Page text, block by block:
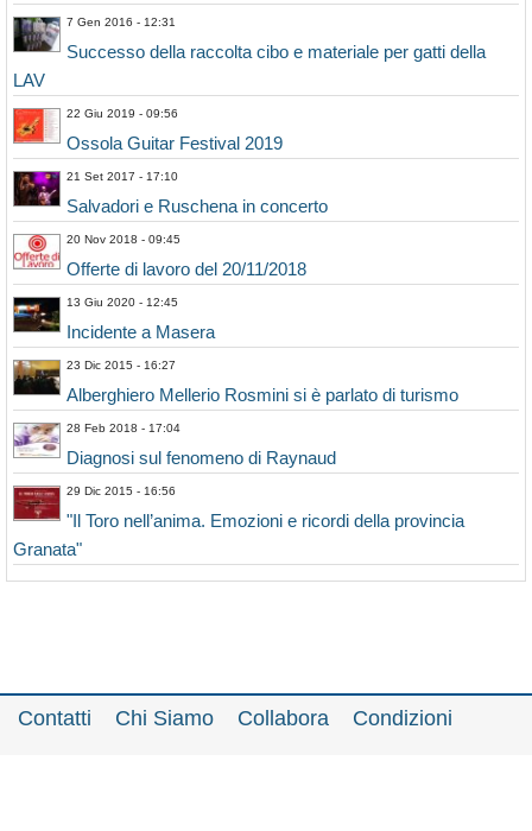
7 Gen 2016 - 12:31
Successo della raccolta cibo e materiale per gatti della
LAV
22 Giu 2019 - 09:56
Ossola Guitar Festival 2019
21 Set 2017 - 17:10
Salvadori e Ruschena in concerto
20 Nov 2018 - 09:45
Offerte di lavoro del 20/11/2018
13 Giu 2020 - 12:45
Incidente a Masera
23 Dic 2015 - 16:27
Alberghiero Mellerio Rosmini si è parlato di turismo
28 Feb 2018 - 17:04
Diagnosi sul fenomeno di Raynaud
29 Dic 2015 - 16:56
"Il Toro nell’anima. Emozioni e ricordi della provincia
Granata"
Contatti Chi Siamo Collabora
Condizioni